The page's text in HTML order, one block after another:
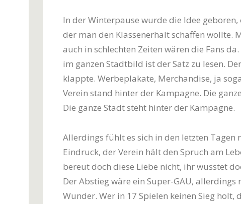
In der Winterpause wurde die Idee
der man den Klassenerhalt schaffen wollte.
auch in schlechten Zeiten wären die Fans
im ganzen Stadtbild ist der Satz zu lesen.
klappte. Werbeplakate, Merchandise, ja
Verein stand hinter der Kampagne. Die
Die ganze Stadt steht hinter der Kampagne.
Allerdings fühlt es sich in den letzten Tagen
Eindruck, der Verein hält den Spruch am
bereut doch diese Liebe nicht, ihr wusstet
Der Abstieg wäre ein Super-GAU,
Wunder. Wer in 17 Spielen keinen Sieg holt,